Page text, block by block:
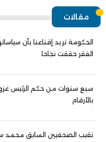
مقالات
الحكومة تريد إقناعنا بأن
الفقر حققت نجاحا
سبع سنوات من حكم الرئيس
بالأرقام
نقيب الصحفيين السابق محمد